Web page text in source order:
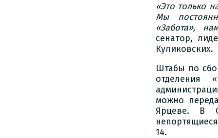
«Это только
Мы
«Забота»,
сенатор,
Куликовских.
Штабы по
отделения
можно
Ярцеве. В
14.